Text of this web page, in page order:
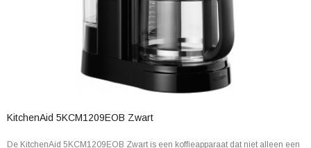
KitchenAid 5KCM1209EOB Zwart
De KitchenAid 5KCM1209EOB Zwart is een koffieapparaat dat niet alleen een